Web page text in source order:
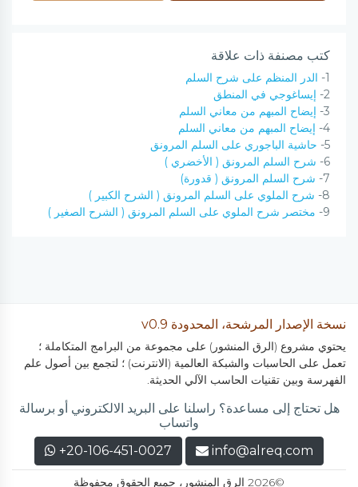
كتب مصنفة ذات علاقة
1- الدر المنظم على شرح السلم
2- إيساغوجي في المنطق
3- إيضاح المبهم من معاني السلم
4- إيضاح المبهم من معاني السلم
5- حاشية الباجوري على السلم المرونق
6-
شرح السلم المرونق ( الأخضري )
7-
شرح السلم المرونق ( قدورة)
8-
شرح الملوي على السلم المرونق ( الشرح الكبير )
9-
مختصر شرح الملوي على السلم المرونق ( الشرح الصغير )
نسخة الإصدار المرشحة، المحدودة v0.9
يحتوي مشروع (الرق المنشور) على مجموعة من البرامج المتكاملة ؛
تعمل على الحاسبات والشبكة العالمية (الانترنت) ؛ لتجمع بين أصول علم
الفهرسة وبين تقنيات الحاسب الآلي الحديثة.
هل تحتاج إلى مساعدة؟ راسلنا على البريد الالكتروني أو برسالة
واتساب
info@alreq.com
+20-106-451-0027
©2026 الرق المنشور، جميع الحقوق محفوظة